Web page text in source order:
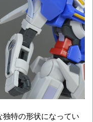
特の形状になってい